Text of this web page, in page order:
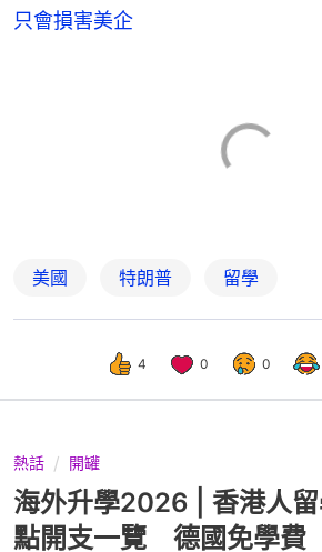
只會損害美企
美國 特朗普 留學
4 0 0
熱話 開罐
海外升學2026 | 香港人
點開支一覽 德國免學費